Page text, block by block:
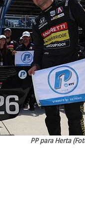
PP para Herta